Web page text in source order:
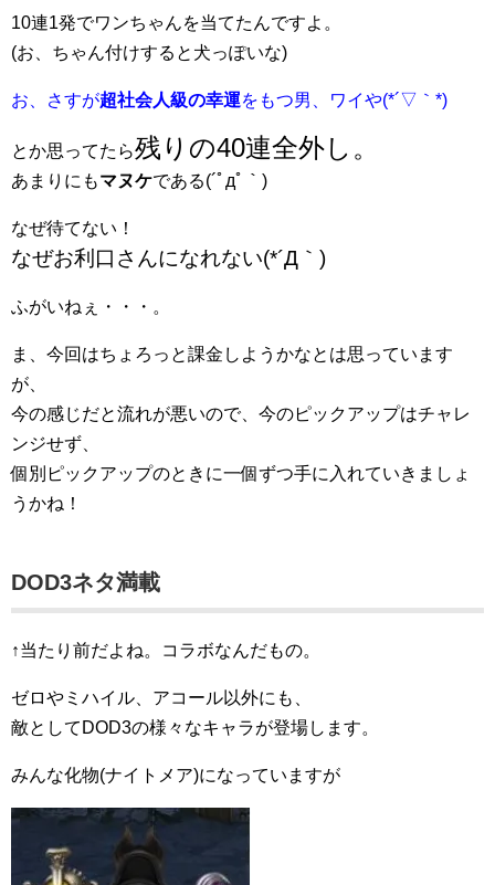
10連1発でワンちゃんを当てたんですよ。
(お、ちゃん付けすると犬っぽいな)
お、さすが超社会人級の幸運をもつ男、ワイや(*´▽｀*)
とか思ってたら残りの40連全外し。
あまりにもマヌケである(´ﾟдﾟ｀)
なぜ待てない！
なぜお利口さんになれない(*´Д｀)
ふがいねぇ・・・。
ま、今回はちょろっと課金しようかなとは思っています
が、
今の感じだと流れが悪いので、今のピックアップはチャレ
ンジせず、
個別ピックアップのときに一個ずつ手に入れていきましょ
うかね！
DOD3ネタ満載
↑当たり前だよね。コラボなんだもの。
ゼロやミハイル、アコール以外にも、
敵としてDOD3の様々なキャラが登場します。
みんな化物(ナイトメア)になっていますが